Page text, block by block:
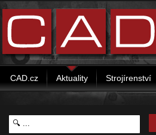
CAD.cz Aktuality Strojírenství